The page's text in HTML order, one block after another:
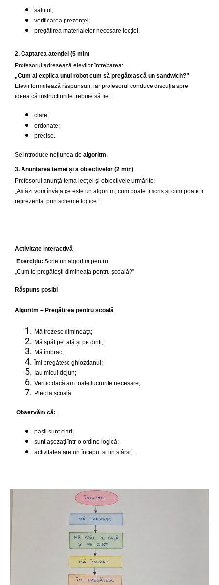
salutul;
verificarea prezenței;
pregătirea materialelor necesare lecției.
2. Captarea atenției (5 min)
Profesorul adresează elevilor întrebarea:
„Cum ai explica unui robot cum să pregătească un sandwich?”
Elevii formulează răspunsuri, iar profesorul conduce discuția spre
ideea că instrucțiunile trebuie să fie:
clare;
ordonate;
precise.
Se introduce noțiunea de algoritm.
3. Anunțarea temei și a obiectivelor (2 min)
Profesorul anunță tema lecției și obiectivele urmărite:
„Astăzi vom învăța ce este un algoritm, cum poate fi scris și cum poate fi
reprezentat prin scheme logice.”
Activitate interactivă
Exercițiu: Scrie un algoritm pentru:
„Cum te pregătești dimineața pentru școală?”
Răspuns posibi
Algoritm – Pregătirea pentru școală
Mă trezesc dimineața;
Mă spăl pe față și pe dinți;
Mă îmbrac;
Îmi pregătesc ghiozdanul;
Iau micul dejun;
Verific dacă am toate lucrurile necesare;
Plec la școală.
Observăm că:
pașii sunt clari;
sunt așezați într-o ordine logică;
activitatea are un început și un sfârșit.